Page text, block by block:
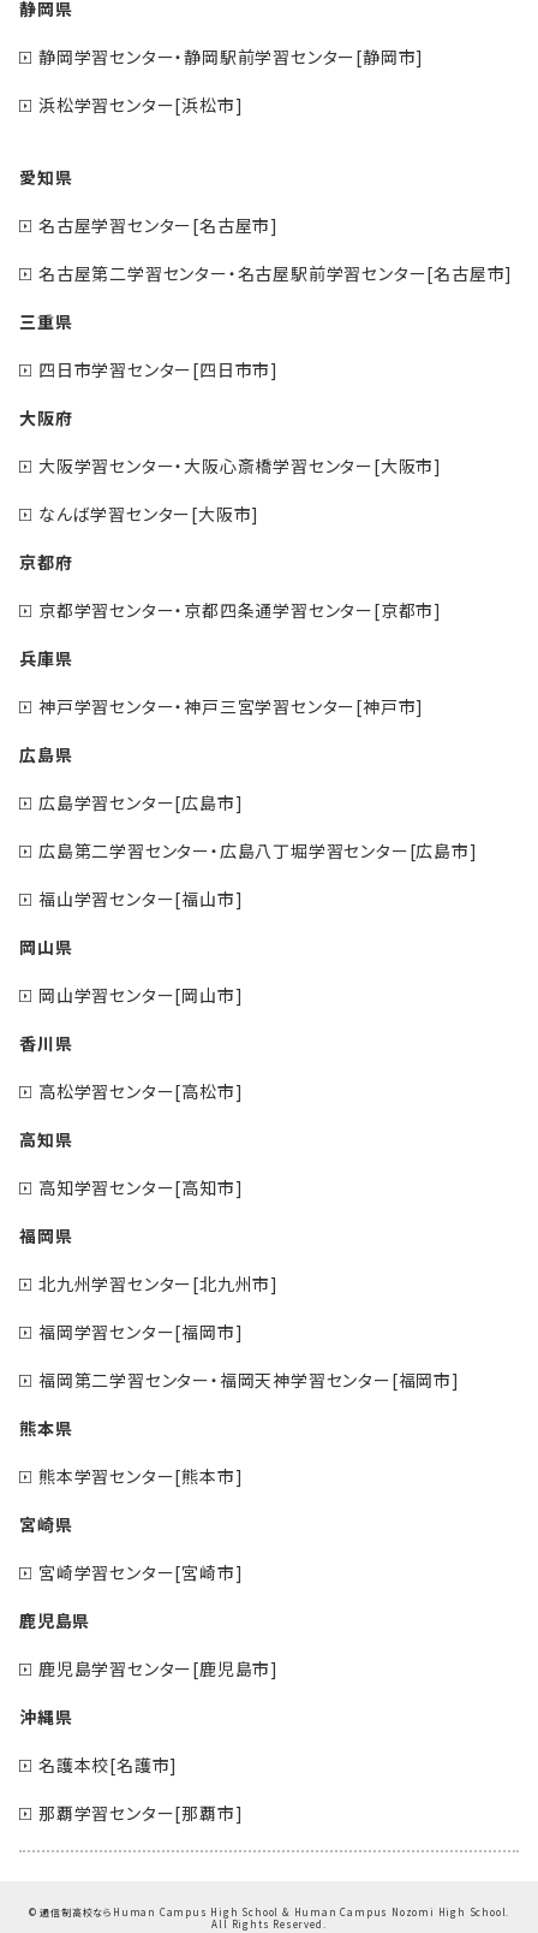
静岡県
静岡学習センター・静岡駅前学習センター[静岡市]
浜松学習センター[浜松市]
愛知県
名古屋学習センター[名古屋市]
名古屋第二学習センター・名古屋駅前学習センター[名古屋市]
三重県
四日市学習センター[四日市市]
大阪府
大阪学習センター・大阪心斎橋学習センター[大阪市]
なんば学習センター[大阪市]
京都府
京都学習センター・京都四条通学習センター[京都市]
兵庫県
神戸学習センター・神戸三宮学習センター[神戸市]
広島県
広島学習センター[広島市]
広島第二学習センター・広島八丁堀学習センター[広島市]
福山学習センター[福山市]
岡山県
岡山学習センター[岡山市]
香川県
高松学習センター[高松市]
高知県
高知学習センター[高知市]
福岡県
北九州学習センター[北九州市]
福岡学習センター[福岡市]
福岡第二学習センター・福岡天神学習センター[福岡市]
熊本県
熊本学習センター[熊本市]
宮崎県
宮崎学習センター[宮崎市]
鹿児島県
鹿児島学習センター[鹿児島市]
沖縄県
名護本校[名護市]
那覇学習センター[那覇市]
©通信制高校ならHuman Campus High School & Human Campus Nozomi High School.
All Rights Reserved.